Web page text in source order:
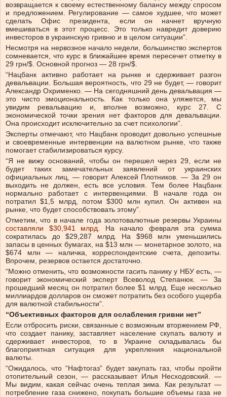
возвращается к своему естественному балансу между спросом
и предложением. Регулирование — самое худшее, что может
сделать Офис президента, если он начнет вручную
вмешиваться в этот процесс. Это только навредит доверию
инвесторов в украинскую гривню и в целом ситуации”.
Несмотря на нервозное начало недели, большинство экспертов
сомневается, что курс в ближайшее время пересечет отметку в
29 грн/$. Основной прогноз — 28 грн/$.
“Нацбанк активно работает на рынке и сдерживает разгон
девальвации. Большая вероятность, что 29 не будет, — говорит
Александр Охрименко. — На сегодняшний день девальвация —
это чисто эмоциональность. Как только она уляжется, мы
увидим ревальвацию и, вполне возможно, курс 27. С
экономической точки зрения нет факторов для девальвации.
Она происходит исключительно за счет психологии”.
Эксперты отмечают, что Нацбанк проводит довольно успешные
и своевременные интервенции на валютном рынке, что также
помогает стабилизироваться курсу.
“Я не вижу оснований, чтобы он перешел через 29, если не
будет таких замечательных заявлений от украинских
официальных лиц, — говорит Алексей Плотников. — За 29 он
выходить не должен, есть все условия. Тем более Нацбанк
нормально работает с интервенциями. В начале года он
потратил $1,5 млрд, потом $300 млн купил. Он активен на
рынке, что будет способствовать этому”.
Отметим, что в начале года золотовалютные резервы Украины
составляли $30,941 млрд. На начало февраля эта сумма
сократилась до $29,287 млрд. На $968 млн уменьшились
запасы в ценных бумагах, на $13 млн — монетарное золото, на
$674 млн — наличка, корреспондентские счета, депозиты.
Впрочем, резервов остается достаточно.
“Можно отменить, что возможности гасить панику у НБУ есть, —
говорит экономический эксперт Всеволод Степанюк. — За
прошедший месяц он потратил более $1 млрд. Еще несколько
миллиардов долларов он сможет потратить без особого ущерба
для валютной стабильности”.
“Объективных факторов для ослабления гривни нет”
Если отбросить риски, связанные с возможным вторжением РФ,
что создает панику, заставляет население скупать валюту и
сдерживает инвесторов, то в Украине складывалась бы
благоприятная ситуация для укрепления национальной
валюты.
“Ожидалось, что “Нафтогаз” будет закупать газ, чтобы пройти
отопительный сезон, — рассказывает Илья Несходовский. —
Мы видим, какая сейчас очень теплая зима. Как результат —
потребление газа снижено, покупать большие объемы газа не